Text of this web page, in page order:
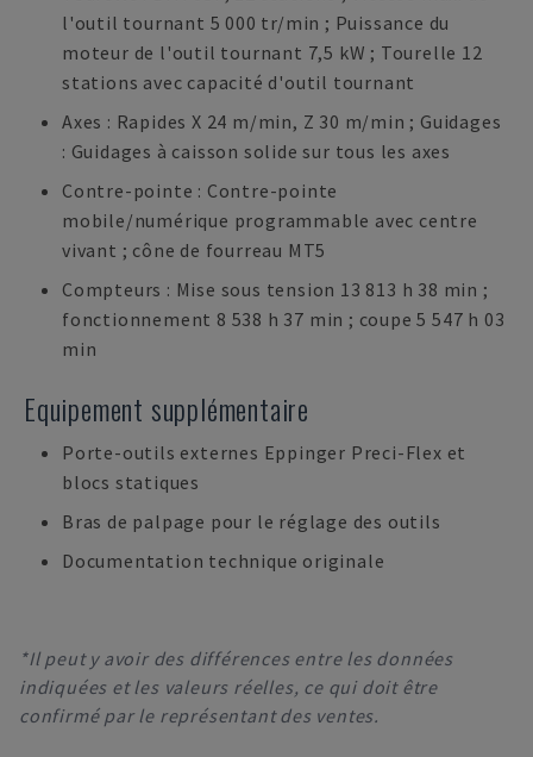
l'outil tournant 5 000 tr/min ; Puissance du
moteur de l'outil tournant 7,5 kW ; Tourelle 12
stations avec capacité d'outil tournant
Axes : Rapides X 24 m/min, Z 30 m/min ; Guidages
: Guidages à caisson solide sur tous les axes
Contre-pointe : Contre-pointe
mobile/numérique programmable avec centre
vivant ; cône de fourreau MT5
Compteurs : Mise sous tension 13 813 h 38 min ;
fonctionnement 8 538 h 37 min ; coupe 5 547 h 03
min
Equipement supplémentaire
Porte-outils externes Eppinger Preci-Flex et
blocs statiques
Bras de palpage pour le réglage des outils
Documentation technique originale
*Il peut y avoir des différences entre les données
indiquées et les valeurs réelles, ce qui doit être
confirmé par le représentant des ventes.